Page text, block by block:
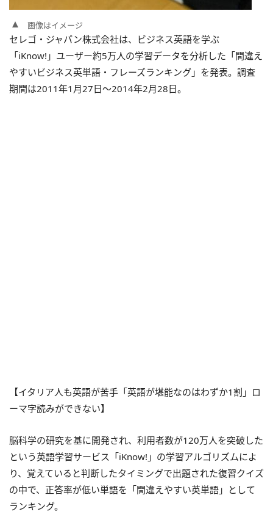
画像はイメージ
セレゴ・ジャパン株式会社は、ビジネス英語を学ぶ
「iKnow!」ユーザー約5万人の学習データを分析した「間違え
やすいビジネス英単語・フレーズランキング」を発表。調査
期間は2011年1月27日～2014年2月28日。
【イタリア人も英語が苦手「英語が堪能なのはわずか1割」ロ
ーマ字読みができない】
脳科学の研究を基に開発され、利用者数が120万人を突破した
という英語学習サービス「iKnow!」の学習アルゴリズムによ
り、覚えていると判断したタイミングで出題された復習クイズ
の中で、正答率が低い単語を「間違えやすい英単語」として
ランキング。